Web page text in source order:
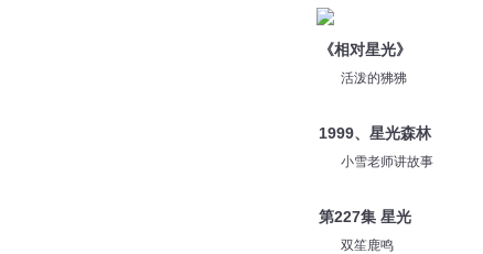
《相对星光》
活泼的狒狒
1999、星光森林
小雪老师讲故事
第227集 星光
双笙鹿鸣